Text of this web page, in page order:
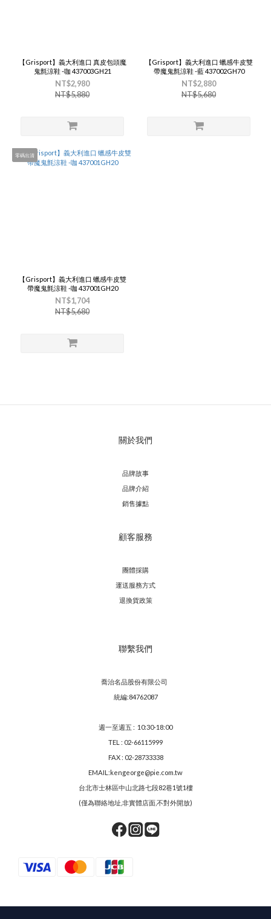
【Grisport】義大利進口 真皮包頭魔
鬼氈涼鞋 -咖 437003GH21
NT$2,980
NT$5,880
【Grisport】義大利進口 蠟感牛皮雙
帶魔鬼氈涼鞋 -藍 437002GH70
NT$2,880
NT$5,680
零碼出清
【Grisport】義大利進口 蠟感牛皮雙
帶魔鬼氈涼鞋 -咖 437001GH20
NT$1,704
NT$5,680
關於我們
品牌故事
品牌介紹
銷售據點
顧客服務
團體採購
運送服務方式
退換貨政策
聯繫我們
喬治名品股份有限公司
統編:84762087
週一至週五 : 10:30-18:00
TEL : 02-66115999
FAX : 02-28733338
EMAIL:kengeorge@pie.com.tw
台北市士林區中山北路七段82巷1號1樓
(僅為聯絡地址,非實體店面,不對外開放)